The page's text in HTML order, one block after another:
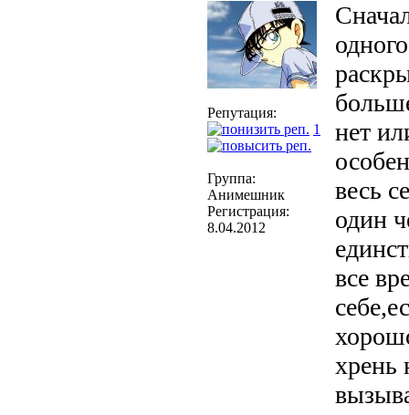
Репутация:
1
Группа:
Анимешник
Регистрация:
8.04.2012
нет
весь
один
все
хрень